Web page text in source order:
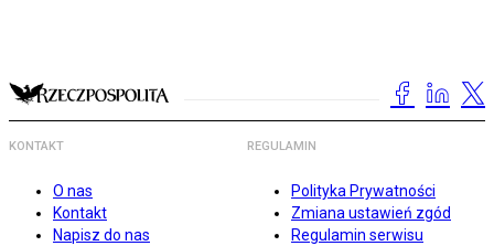
KONTAKT
O nas
Kontakt
Napisz do nas
REGULAMIN
Polityka Prywatności
Zmiana ustawień zgód
Regulamin serwisu